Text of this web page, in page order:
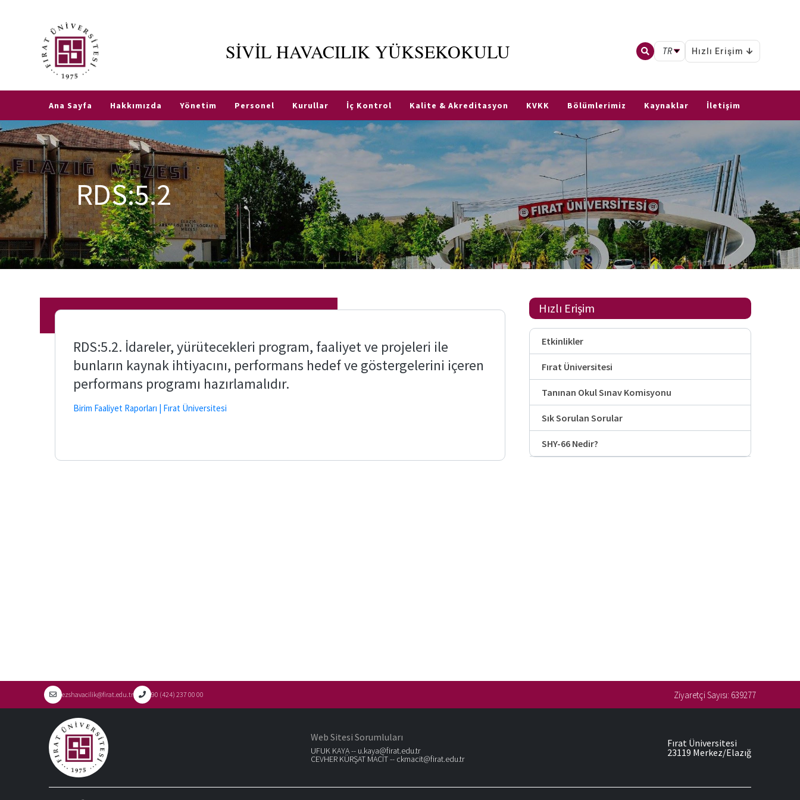
SİVİL HAVACILIK YÜKSEKOKULU TR Hızlı Erişim
Etkinlikler
Üniversitesi
Tanınan
Okul Sınav
Komisyonu
Sık
Sorulan
Sorular
SHY-
66
Nedir?
Ana Sayfa Hakkımızda Yönetim Personel Kurullar İç Kontrol Kalite & Akreditasyon KVKK Bölümlerimiz Kaynaklar İletişim
RDS:5.2
RDS:5.2. İdareler, yürütecekleri program, faaliyet ve projeleri ile
bunların kaynak ihtiyacını, performans hedef ve göstergelerini içeren
performans programı hazırlamalıdır.
Birim Faaliyet Raporları | Fırat Üniversitesi
Hızlı Erişim
Etkinlikler
Fırat Üniversitesi
Tanınan Okul Sınav Komisyonu
Sık Sorulan Sorular
SHY-66 Nedir?
ezshavacilik@firat.edu.tr 90 (424) 237 00 00 Ziyaretçi Sayısı: 639277
Web Sitesi Sorumluları
UFUK KAYA -- u.kaya@firat.edu.tr
CEVHER KÜRŞAT MACİT -- ckmacit@firat.edu.tr
Fırat Üniversitesi
23119 Merkez/Elazığ